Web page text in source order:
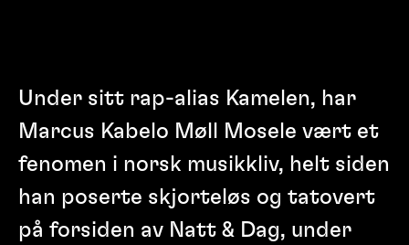
Under sitt rap-alias Kamelen, har
Marcus Kabelo Møll Mosele vært et
fenomen i norsk musikkliv, helt siden
han poserte skjorteløs og tatovert
på forsiden av Natt & Dag, under